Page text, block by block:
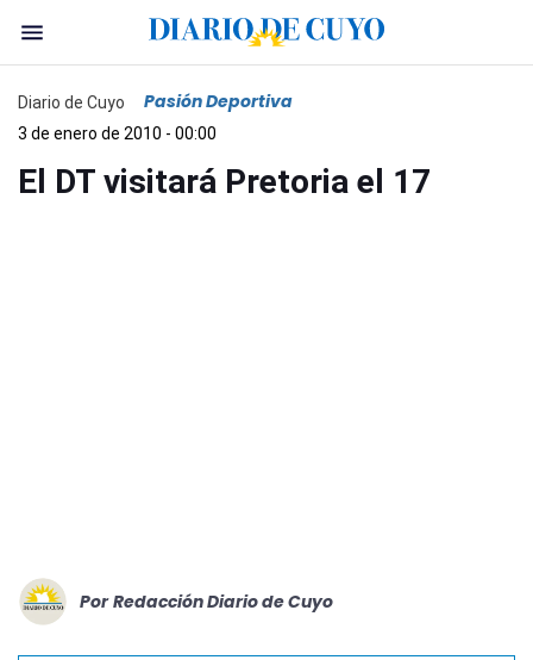
Diario de Cuyo Pasión Deportiva
3 de enero de 2010 - 00:00
El DT visitará Pretoria el 17
Por Redacción Diario de Cuyo